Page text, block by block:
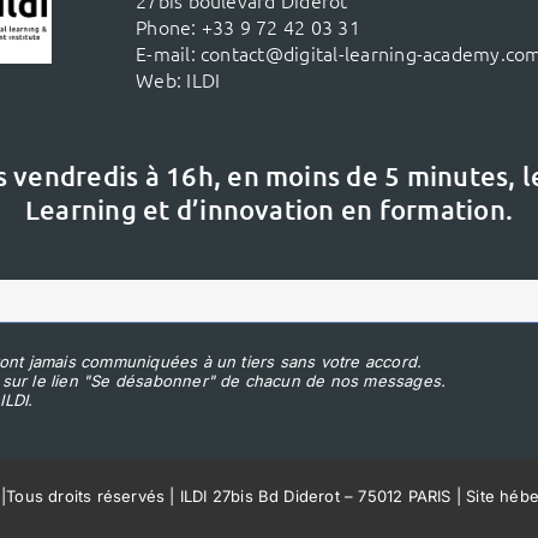
Phone: +33 9 72 42 03 31
E-mail: contact@digital-learning-
Web: ILDI
à 16h, en moins de 5 minutes,
Learning et d’innovation en formation.
jamais communiquées à un tiers sans votre accord.
le lien "Se désabonner" de chacun de nos messages.
Tous droits réservés | ILDI 27bis Bd Diderot – 75012 PARIS | Site